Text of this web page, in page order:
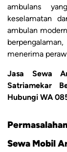
ambulans
keselamatan
ambulan
menerima
Jasa Sewa
Satriamekar
Hubungi WA
Sewa Mobil